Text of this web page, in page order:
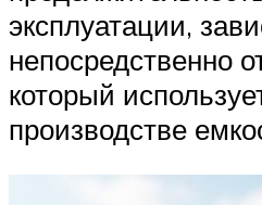
эксплуатации,
непосредственно
который
производстве